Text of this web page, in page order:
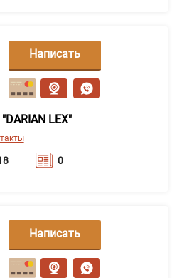
LEX"
0
Написать
сообщение
Написать
сообщение